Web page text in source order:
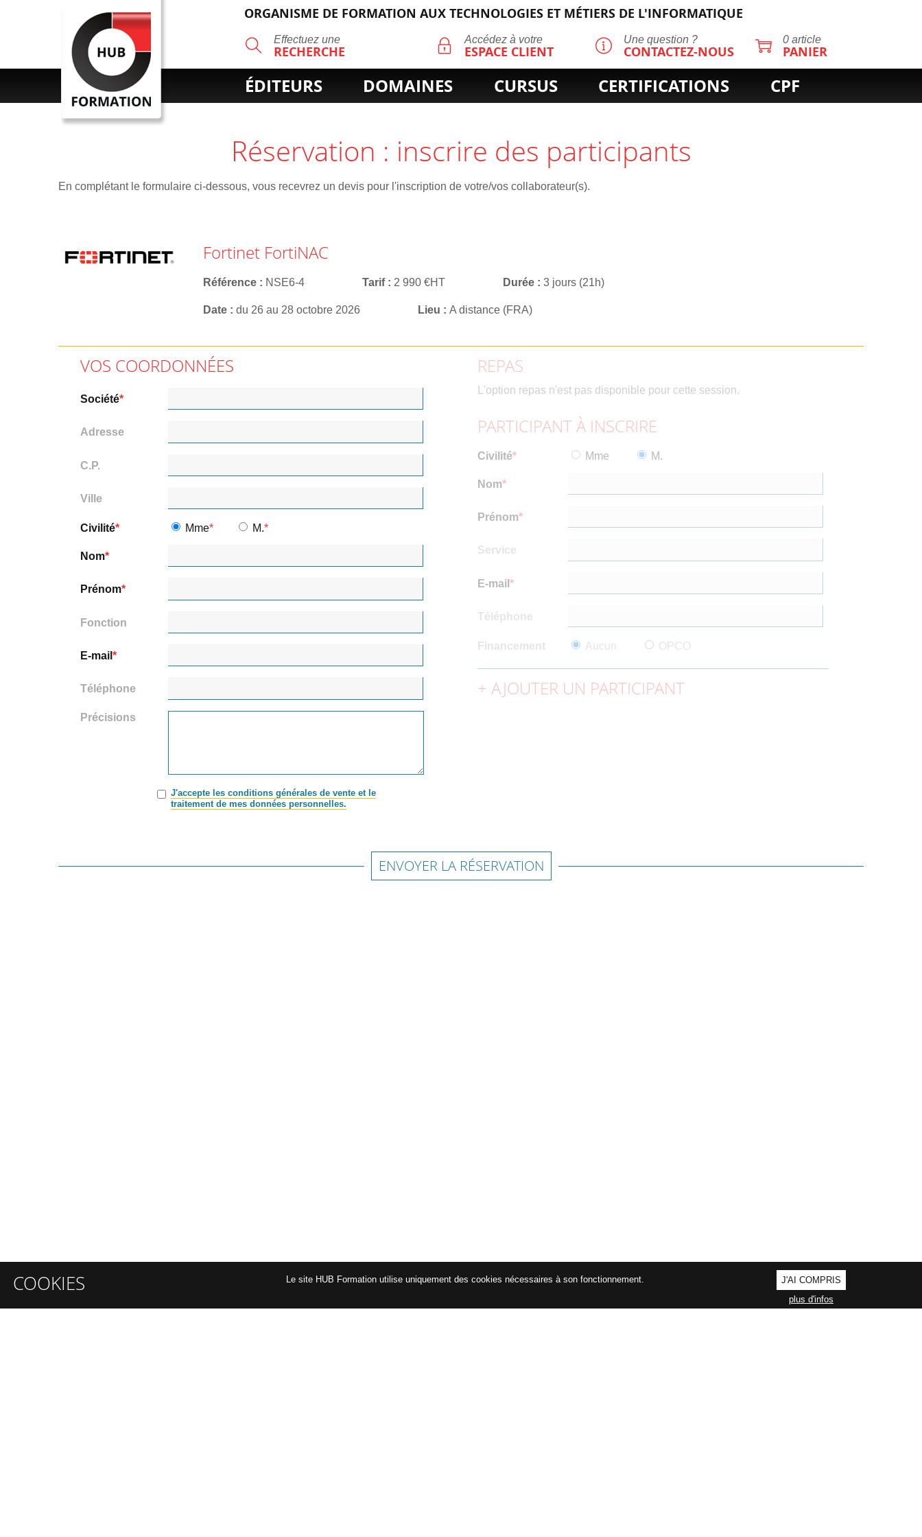
ORGANISME DE FORMATION AUX TECHNOLOGIES ET MÉTIERS DE L'INFORMATIQUE
Effectuez une
RECHERCHE
RECHERCHE Accédez à votre
ESPACE CLIENT
Une question ?
CONTACTEZ-NOUS
0 article
PANIER
ÉDITEURS DOMAINES CURSUS CERTIFICATIONS CPF
Réservation : inscrire des participants
En complétant le formulaire ci-dessous, vous recevrez un devis pour l'inscription de votre/vos collaborateur(s).
Fortinet FortiNAC
Référence NSE6-4 Tarif 2 990 €HT Durée 3 jours (21h)
Date du 26 au 28 octobre 2026 Lieu A distance (FRA)
VOS COORDONNÉES
Société
Adresse
C.P.
Ville
Civilité Mme M.
Nom
Prénom
Fonction
E-mail
Téléphone
Précisions
J'accepte les conditions générales de vente et le
traitement de mes données personnelles.
REPAS
L'option repas n'est pas disponible pour cette session.
PARTICIPANT À INSCRIRE
Civilité Mme M.
Nom
Prénom
Service
E-mail
Téléphone
Financement Aucun OPCO
AJOUTER UN PARTICIPANT
ENVOYER LA RÉSERVATION
COOKIES Le site HUB Formation utilise uniquement des cookies nécessaires à son fonctionnement.
J'AI COMPRIS
plus d'infos